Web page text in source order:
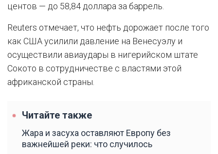
центов — до 58,84 доллара за баррель.
Reuters отмечает, что нефть дорожает после того
как США усилили давление на Венесуэлу и
осуществили авиаудары в нигерийском штате
Сокото в сотрудничестве с властями этой
африканской страны.
Читайте также
Жара и засуха оставляют Европу без
важнейшей реки: что случилось